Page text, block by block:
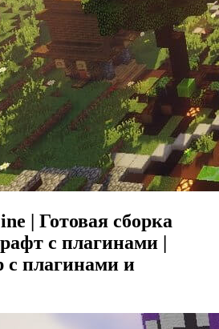
| Готовая сборка
с плагинами |
с плагинами и